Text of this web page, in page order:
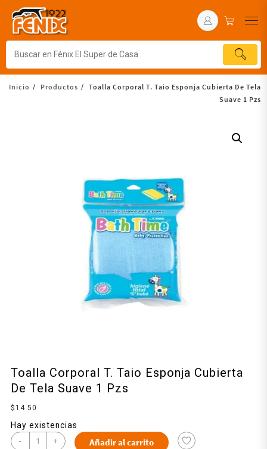
Inicio Productos
Toalla Corporal T. Taio Esponja Cubierta De Tela
Suave 1 Pzs
Toalla Corporal T. Taio Esponja Cubierta
De Tela Suave 1 Pzs
$ 14.50
Hay existencias
- + Añadir al carrito